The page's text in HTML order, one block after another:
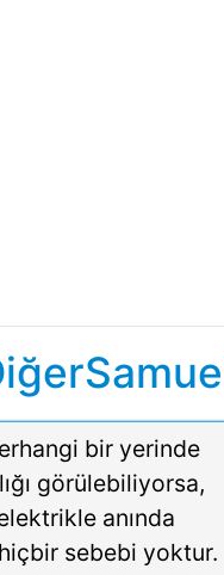
bir yerinde
görülebiliyorsa,
anında
sebebi yoktur.